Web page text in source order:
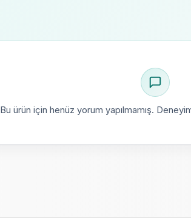
Bu ürün için henüz yorum yapılmamış.